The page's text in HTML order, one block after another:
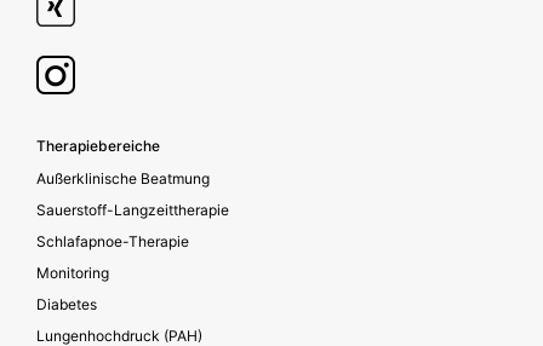
Footer secondary
Therapiebereiche
Außerklinische Beatmung
Sauerstoff-Langzeittherapie
Schlafapnoe-Therapie
Monitoring
Diabetes
Lungenhochdruck (PAH)